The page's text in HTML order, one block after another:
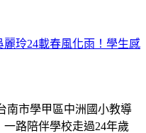
玲24載春風化雨！學生感
南市學甲區中洲國小教導
路陪伴學校走過24年歲